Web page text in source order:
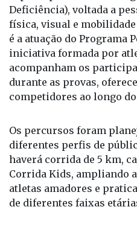
esporte por meio da
Deficiência), voltada a
física, visual e mobilidade
é a atuação do Programa
iniciativa formada por
acompanham os
durante as provas,
Os percursos foram
diferentes perfis de
haverá corrida de 5 km,
Corrida Kids, ampliando
atletas amadores e